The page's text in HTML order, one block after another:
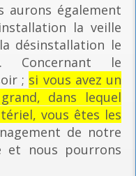
aurons également
la veille
désinstallation le
Concernant le
; si vous avez un
dans lequel
vous êtes les
de notre
et nous pourrons